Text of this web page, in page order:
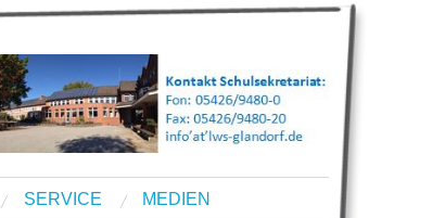
SERVICE MEDIEN